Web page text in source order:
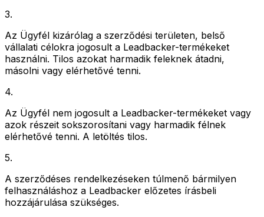
3.
Az Ügyfél kizárólag a szerződési területen, belső
vállalati célokra jogosult a Leadbacker-termékeket
használni. Tilos azokat harmadik feleknek átadni,
másolni vagy elérhetővé tenni.
4.
Az Ügyfél nem jogosult a Leadbacker-termékeket vagy
azok részeit sokszorosítani vagy harmadik félnek
elérhetővé tenni. A letöltés tilos.
5.
A szerződéses rendelkezéseken túlmenő bármilyen
felhasználáshoz a Leadbacker előzetes írásbeli
hozzájárulása szükséges.